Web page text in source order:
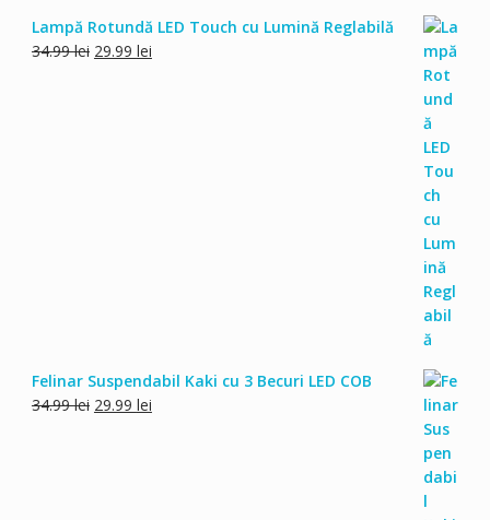
Lampă Rotundă LED Touch cu Lumină Reglabilă
34.99lei Prețul
29.99 leiPrețul
Felinar Suspendabil Kaki cu 3 Becuri LED COB
34.99lei Prețul
29.99 leiPrețul